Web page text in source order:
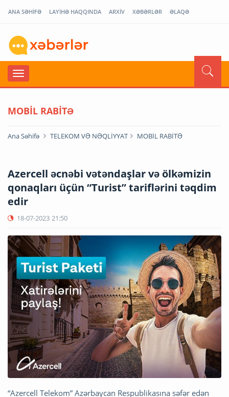
ANA SƏHİFƏ LAYİHƏ HAQQINDA ARXİV XƏBƏRLƏR ƏLAQƏ
MOBİL RABİTƏ
Ana Səhifə TELEKOM VƏ NƏQLİYYAT MOBİL RABİTƏ
Azercell əcnəbi vətəndaşlar və ölkəmizin
qonaqları üçün “Turist” tariflərini təqdim
edir
18-07-2023 21:50
“Azercell Telekom” Azərbaycan Respublikasına səfər edən